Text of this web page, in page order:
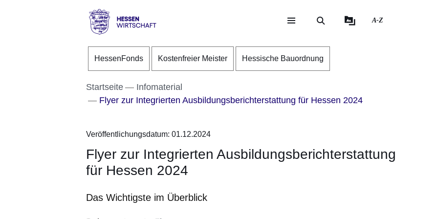
Direkt zum Kopf der Seite
Direkt zum Inhalt
Direkt zum Fuß der Seite
Wirtschaft
A-Z
HessenFonds Kostenfreier Meister Hessische Bauordnung
Startseite
Infomaterial
Flyer zur Integrierten Ausbildungsberichterstattung für Hessen 2024
Veröffentlichungsdatum: 01.12.2024
Flyer zur Integrierten Ausbildungsberichterstattung
für Hessen 2024
Das Wichtigste im Überblick